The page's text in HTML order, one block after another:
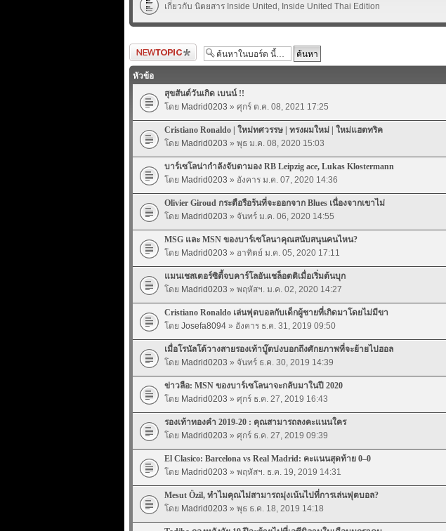
เกี่ยวกับ นิตยสาร Inside United, Inside United Thai Edition
ตั้งกระทู้ใหม่
หัวข้อ
สุขสันต์วันเกิด เบนน์ !!
โดย Madrid0203 » ศุกร์ ต.ค. 08, 2021 17:25
Cristiano Ronaldo | ใหม่ทศวรรษ | ทรงผมใหม่ | ใหม่แฮตทริค
โดย Madrid0203 » พุธ ม.ค. 08, 2020 15:03
บาร์เซโลน่ากำลังจับตามอง RB Leipzig ace, Lukas Klostermann
โดย Madrid0203 » อังคาร ม.ค. 07, 2020 14:36
Olivier Giroud กระตือรือร้นที่จะออกจาก Blues เนื่องจากเขาไม่
โดย Madrid0203 » จันทร์ ม.ค. 06, 2020 14:55
MSG และ MSN ของบาร์เซโลนาคุณสนับสนุนคนไหน?
โดย Madrid0203 » อาทิตย์ ม.ค. 05, 2020 17:11
แมนเชสเตอร์ซิตี้จบคาร์โลอันเชล็อตติเมื่อเริ่มต้นบุก
โดย Madrid0203 » พฤหัสฯ. ม.ค. 02, 2020 14:27
Cristiano Ronaldo เล่นฟุตบอลกับเด็กผู้ชายที่เกิดมาโดยไม่มีขา
โดย Josefa8094» อังคาร ธ.ค. 31, 2019 09:50
เมื่อโรนัลโด้วางสายรองเท้าบู๊ตบ่งบอกถึงศักยภาพที่จะย้ายไปฮอล
โดย Madrid0203 » จันทร์ ธ.ค. 30, 2019 14:39
ข่าวลือ: MSN ของบาร์เซโลนาจะกลับมาในปี 2020
โดย Madrid0203 » ศุกร์ ธ.ค. 27, 2019 16:43
รองเท้าทองคำ 2019-20 : คุณสามารถลงคะแนนใคร
โดย Madrid0203 » ศุกร์ ธ.ค. 27, 2019 09:39
El Clasico: Barcelona vs Real Madrid: คะแนนสุดท้าย 0–0
โดย Madrid0203 » พฤหัสฯ. ธ.ค. 19, 2019 14:31
Mesut Özil, ทำไมคุณไม่สามารถมุ่งเน้นไปที่การเล่นฟุตบอล?
โดย Madrid0203 » พุธ ธ.ค. 18, 2019 14:18